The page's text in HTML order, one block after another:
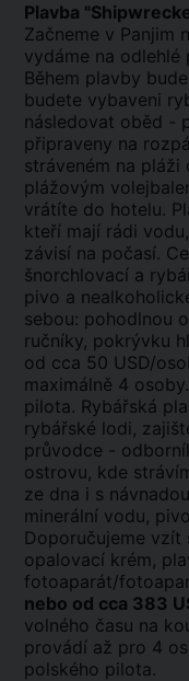
Plavba
Začneme v Panjim
vydáme na odlehlé
Během plavby
budete vybaveni
následovat oběd -
připraveny na
stráveném na pláži
plážovým
vrátíte do hotelu.
kteří mají rádi
závisí na počasí.
šnorchlovací a
pivo a
sebou: pohodlnou
ručníky, pokrývku
od cca 50 USD/
maximálně 4
pilota. Rybářská
rybářské lodi,
průvodce -
ostrovu, kde
ze dna i s
minerální vodu,
Doporučujeme vzít
opalovací krém,
fotoaparát/
nebo od cca 383
volného času na
provádí až pro 4
polského pilota.